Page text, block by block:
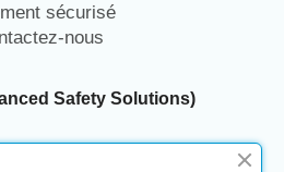
sécurisé
nous
Safety Solutions)
Anthelios Bâtiment E